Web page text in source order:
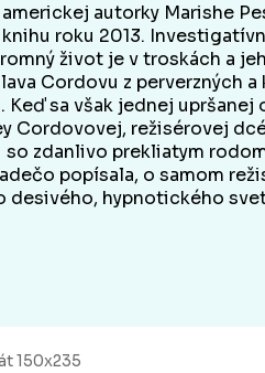
autorky Marishe
roku 2013.
život je v troskách a
Cordovu z perverzných
sa však jednej
Cordovovej, režisérovej
zdanlivo prekliatym
popísala, o samom
hypnotického
150x235